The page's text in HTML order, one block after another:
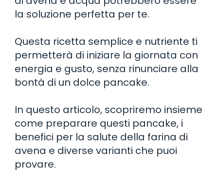
la soluzione perfetta per te.
Questa ricetta semplice e nutriente ti
permetterà di iniziare la giornata con
energia e gusto, senza rinunciare alla
bontà di un dolce pancake.
In questo articolo, scopriremo insieme
come preparare questi pancake, i
benefici per la salute della farina di
avena e diverse varianti che puoi
provare.